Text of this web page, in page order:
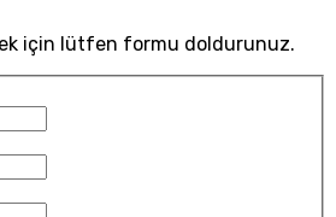
için lütfen formu doldurunuz.